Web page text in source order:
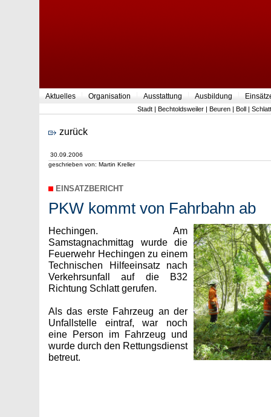
Aktuelles Organisation Ausstattung Ausbildung
Stadt | Bechtoldsweiler | Beuren | Boll | Schlatt
zurück
30.09.2006
geschrieben von: Martin Kreller
EINSATZBERICHT
PKW kommt von Fahrbahn ab
Hechingen. Am
Samstagnachmittag wurde die
Feuerwehr Hechingen zu einem
Technischen Hilfeeinsatz nach
Verkehrsunfall auf die B32
Richtung Schlatt gerufen.
Als das erste Fahrzeug an der
Unfallstelle eintraf, war noch
eine Person im Fahrzeug und
wurde durch den Rettungsdienst
betreut.